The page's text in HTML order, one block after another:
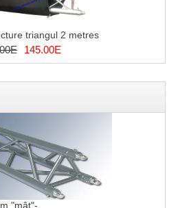
triangul 2 metres
145.00E
"mât"-